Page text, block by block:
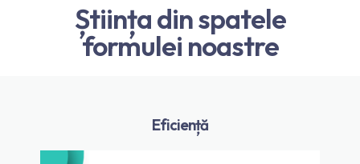
Știința din spatele
formulei noastre
Eficiență